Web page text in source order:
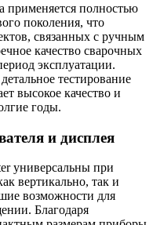
применяется полностью
поколения, что
связанных с ручным
качество сварочных
эксплуатации.
тестирование
высокое качество и
годы.
и дисплея
универсальны при
вертикально, так и
возможности для
Благодаря